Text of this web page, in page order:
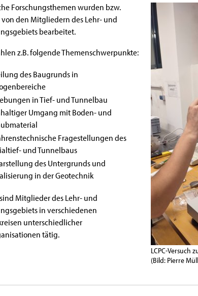
LCPC-Versuch
(Bild: Pierre
Forschungsthemen wurden bzw.
den Mitgliedern des Lehr- und
bearbeitet.
z.B. folgende Themenschwerpunkte:
des Baugrunds in
in Tief- und Tunnelbau
Umgang mit Boden- und
Fragestellungen des
und Tunnelbaus
des Untergrunds und
in der Geotechnik
Mitglieder des Lehr- und
in verschiedenen
unterschiedlicher
tätig.